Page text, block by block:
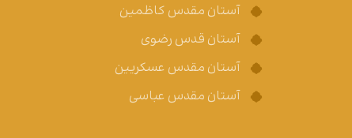
آستان مقدس کاظمین
آستان قدس رضوی
آستان مقدس عسکریین
آستان مقدس عباسی